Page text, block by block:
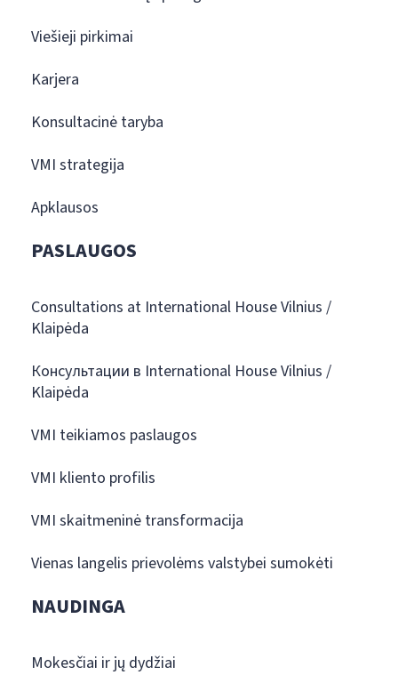
Viešieji pirkimai
Karjera
Konsultacinė taryba
VMI strategija
Apklausos
PASLAUGOS
Consultations at International House Vilnius /
Klaipėda
Консультации в International House Vilnius /
Klaipėda
VMI teikiamos paslaugos
VMI kliento profilis
VMI skaitmeninė transformacija
Vienas langelis prievolėms valstybei sumokėti
NAUDINGA
Mokesčiai ir jų dydžiai